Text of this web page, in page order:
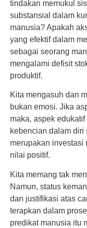
tindakan memukul
substansial dalam
manusia? Apakah
yang efektif dalam
sebagai seorang
mengalami defisit
produktif.
Kita mengasuh dan
bukan emosi. Jika
maka, aspek
kebencian dalam
merupakan investasi
nilai positif.
Kita memang tak
Namun, status
dan justifikasi atas
terapkan dalam
predikat manusia itu